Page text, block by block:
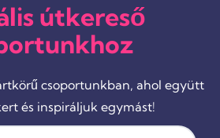
útkereső
csoportunkban, ahol együtt
és inspiráljuk egymást!